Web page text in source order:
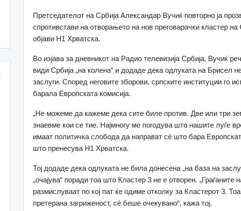
Претседателот на Србија Александар Вучиќ повторно ја
спротивстави на отворањето на нов преговарачки кластер на
објави Н1 Хрватска.
Во изјава за дневникот на Радио телевизија Србија, Вучиќ
види Србија „на колена“ и додаде дека одлуката на Брисел
заслуги. Според неговите зборови, српските институции го
барала Европската комисија.
„Не можеме да кажеме дека сите биле против. Две или три
знаевме кои се тие. Најмногу ме погодува што нашите луѓе
имаат политичка слобода да направат сè што бара
што пренесува Н1 Хрватска.
Тој додаде дека одлуката не била донесена „на база на
„очајува“ поради тоа што Кластер 3 не е отворен. „Граѓаните
размислуваат по кој пат ќе одиме отколку за Кластерот 3.
претерана загриженост, сè беше очекувано“, кажа тој.